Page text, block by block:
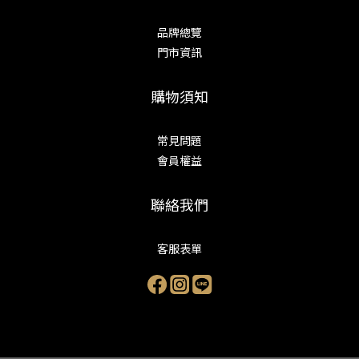
品牌總覽
門市資訊
購物須知
常見問題
會員權益
聯絡我們
客服表單